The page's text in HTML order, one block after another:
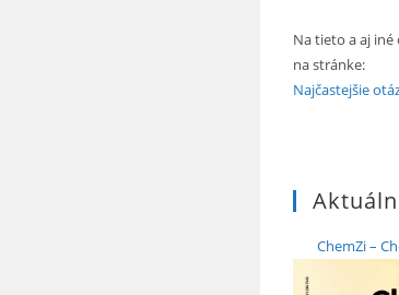
Na tieto a aj
na stránke:
Najčastejšie
ChemZi –